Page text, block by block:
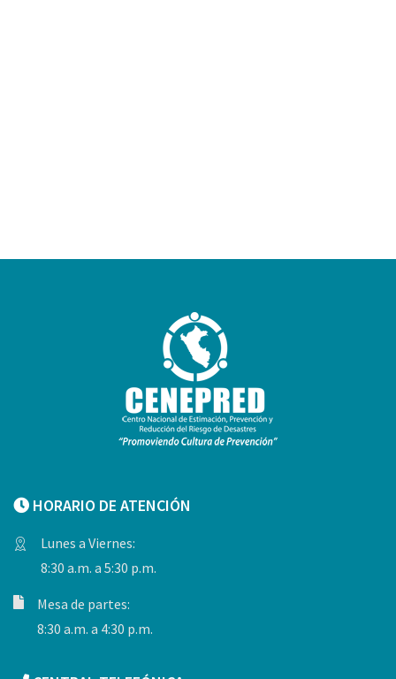
HORARIO DE ATENCIÓN
Lunes a Viernes:
8:30 a.m. a 5:30 p.m.
Mesa de partes:
8:30 a.m. a 4:30 p.m.